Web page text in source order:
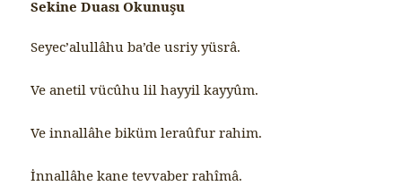
Sekine Duası Okunuşu
Seyec’alullâhu ba’de usriy yüsrâ.
Ve anetil vücûhu lil hayyil kayyûm.
Ve innallâhe biküm leraûfur rahim.
İnnallâhe kane tevvaber rahîmâ.